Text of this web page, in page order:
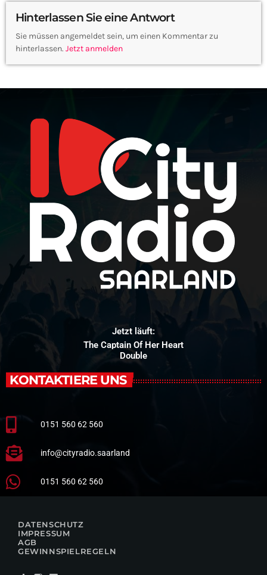
Hinterlassen Sie eine Antwort
Sie müssen angemeldet sein, um einen Kommentar zu
hinterlassen. Jetzt anmelden
Jetzt läuft:
The Captain Of Her Heart
Double
KONTAKTIERE UNS
0151 560 62 560
info@cityradio.saarland
0151 560 62 560
DATENSCHUTZ
IMPRESSUM
AGB
GEWINNSPIELREGELN